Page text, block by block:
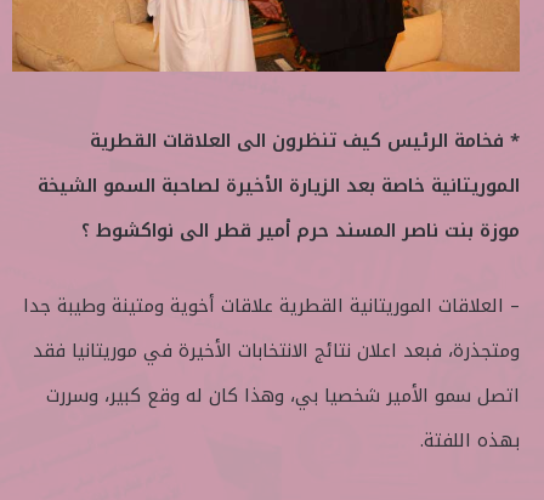
* فخامة الرئيس كيف تنظرون الى العلاقات القطرية
الموريتانية خاصة بعد الزيارة الأخيرة لصاحبة السمو الشيخة
موزة بنت ناصر المسند حرم أمير قطر الى نواكشوط ؟
– العلاقات الموريتانية القطرية علاقات أخوية ومتينة وطيبة جدا
ومتجذرة، فبعد اعلان نتائج الانتخابات الأخيرة في موريتانيا فقد
اتصل سمو الأمير شخصيا بي، وهذا كان له وقع كبير، وسررت
بهذه اللفتة.